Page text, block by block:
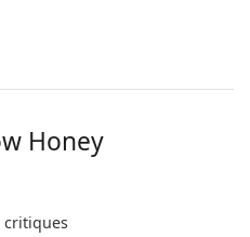
Honey
critiques